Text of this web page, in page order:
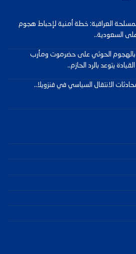
العراقية: خطة أمنية لإحباط هجوم
السعودية..
بالهجوم الحوثي على حضرموت ومأرب
يتوعد بالرد الحازم..
الانتقال السياسي في فنزويلا..